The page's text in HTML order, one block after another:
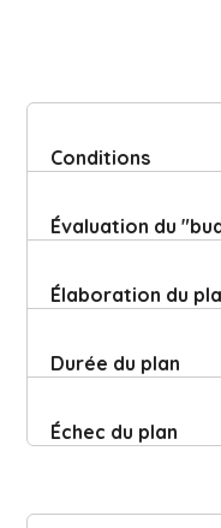
Conditions
Évaluation du
Élaboration du
Durée du plan
Échec du plan